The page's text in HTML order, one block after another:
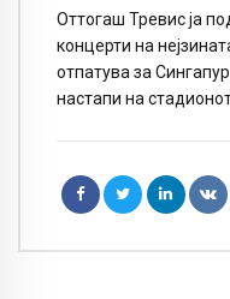
Оттогаш Тревис ја
концерти на
отпатува за
настапи на